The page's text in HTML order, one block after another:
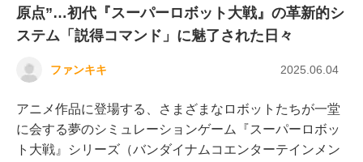
原点”…初代『スーパーロボット大戦』の革新的シ
ステム「説得コマンド」に魅了された日々
ファンキキ 2025.06.04
アニメ作品に登場する、さまざまなロボットたちが一堂
に会する夢のシミュレーションゲーム『スーパーロボッ
ト大戦』シリーズ（バンダイナムコエンターテインメン